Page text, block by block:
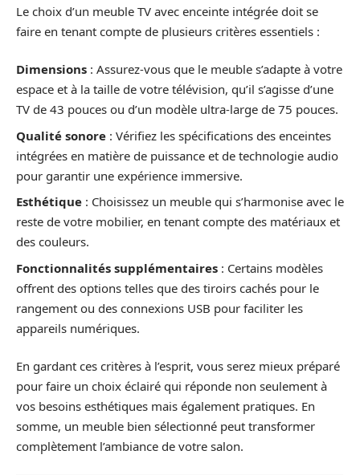
Le choix d’un meuble TV avec enceinte intégrée doit se
faire en tenant compte de plusieurs critères essentiels :
Dimensions : Assurez-vous que le meuble s’adapte à votre
espace et à la taille de votre télévision, qu’il s’agisse d’une
TV de 43 pouces ou d’un modèle ultra-large de 75 pouces.
Qualité sonore : Vérifiez les spécifications des enceintes
intégrées en matière de puissance et de technologie audio
pour garantir une expérience immersive.
Esthétique : Choisissez un meuble qui s’harmonise avec le
reste de votre mobilier, en tenant compte des matériaux et
des couleurs.
Fonctionnalités supplémentaires : Certains modèles
offrent des options telles que des tiroirs cachés pour le
rangement ou des connexions USB pour faciliter les
appareils numériques.
En gardant ces critères à l’esprit, vous serez mieux préparé
pour faire un choix éclairé qui réponde non seulement à
vos besoins esthétiques mais également pratiques. En
somme, un meuble bien sélectionné peut transformer
complètement l’ambiance de votre salon.